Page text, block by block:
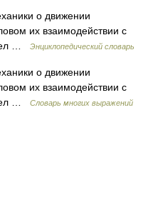
о движении
их взаимодействии с
…
Энциклопедический словарь
о движении
их взаимодействии с
…
Словарь многих выражений